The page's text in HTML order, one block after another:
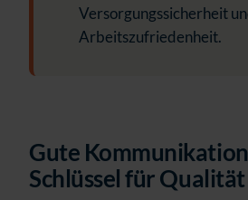
Versorgungssicherheit
Arbeitszufriedenheit.
Gute
Schlüssel für